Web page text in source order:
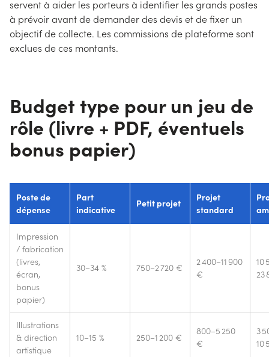
servent à aider les porteurs à identifier les grands postes
à prévoir avant de demander des devis et de fixer un
objectif de collecte. Les commissions de plateforme sont
exclues de ces montants.
Budget type pour un jeu de
rôle (livre + PDF, éventuels
bonus papier)
Poste de
dépense
Part
indicative
Petit projet
Projet
standard
Impression
/ fabrication
(livres,
écran,
bonus
papier)
30–34 % 750–2 720 €
2 400–11 900
€
10
23
Illustrations
& direction
artistique
10–15 % 250–1 200 €
800–5 250
€
3
10